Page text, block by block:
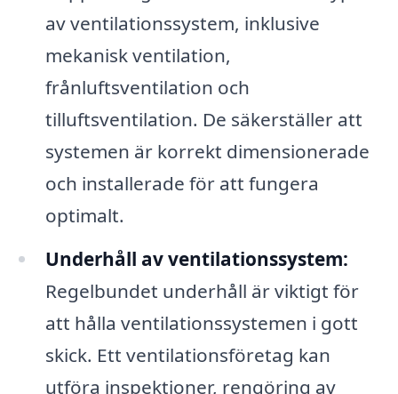
av ventilationssystem, inklusive
mekanisk ventilation,
frånluftsventilation och
tilluftsventilation. De säkerställer att
systemen är korrekt dimensionerade
och installerade för att fungera
optimalt.
Underhåll av ventilationssystem:
Regelbundet underhåll är viktigt för
att hålla ventilationssystemen i gott
skick. Ett ventilationsföretag kan
utföra inspektioner, rengöring av